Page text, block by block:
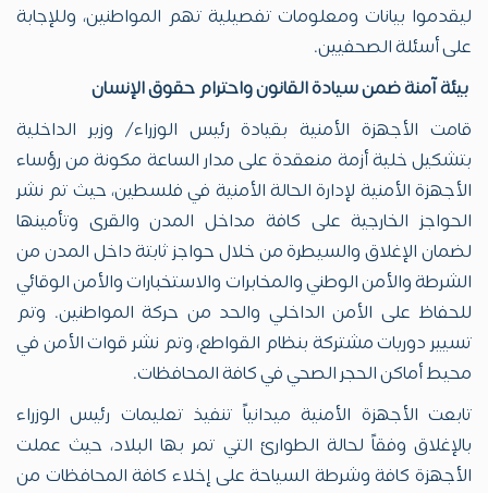
ليقدموا بيانات ومعلومات تفصيلية تهم المواطنين، وللإجابة
على أسئلة الصحفيين.
بيئة آمنة ضمن سيادة القانون واحترام حقوق الإنسان
قامت الأجهزة الأمنية بقيادة رئيس الوزراء/ وزير الداخلية
بتشكيل خلية أزمة منعقدة على مدار الساعة مكونة من رؤساء
الأجهزة الأمنية لإدارة الحالة الأمنية في فلسطين، حيث تم نشر
الحواجز الخارجية على كافة مداخل المدن والقرى وتأمينها
لضمان الإغلاق والسيطرة من خلال حواجز ثابتة داخل المدن من
الشرطة والأمن الوطني والمخابرات والاستخبارات والأمن الوقائي
للحفاظ على الأمن الداخلي والحد من حركة المواطنين. وتم
تسيير دوريات مشتركة بنظام القواطع، وتم نشر قوات الأمن في
محيط أماكن الحجر الصحي في كافة المحافظات.
تابعت الأجهزة الأمنية ميدانياً تنفيذ تعليمات رئيس الوزراء
بالإغلاق وفقاً لحالة الطوارئ التي تمر بها البلاد، حيث عملت
الأجهزة كافة وشرطة السياحة على إخلاء كافة المحافظات من